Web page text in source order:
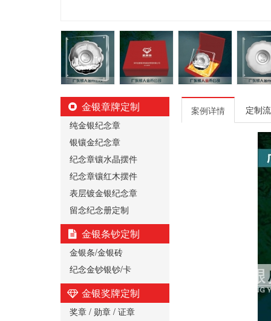
金银章牌定制
纯金银纪念章
银镶金纪念章
纪念章镶水晶摆件
纪念章镶红木摆件
表层镀金银纪念章
留念纪念册定制
金银条钞定制
金银条/金银砖
纪念金钞银钞/卡
金银奖牌定制
奖章 / 勋章 / 证章
案例详情 定制